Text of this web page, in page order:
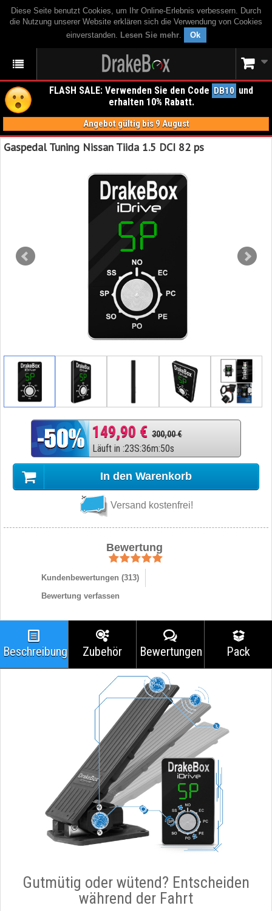
Diese Seite benutzt Cookies, um Ihr Online-Erlebnis verbessern. Durch
die Nutzung unserer Website erklären sich die Verwendung von Cookies
einverstanden. Lesen Sie mehr. Ok
FLASH SALE: Verwenden Sie den Code DB10 und
erhalten 10% Rabatt.
Angebot gültig bis 9 August
Gaspedal Tuning Nissan Tiida 1.5 DCI 82 ps
149,90 € 300,00 €
Läuft in :23S:36m:49s
In den Warenkorb
Versand kostenfrei!
Bewertung
Kundenbewertungen (313)
Bewertung verfassen
Beschreibung Zubehör Bewertungen Pack
Gutmütig oder wütend? Entscheiden
während der Fahrt